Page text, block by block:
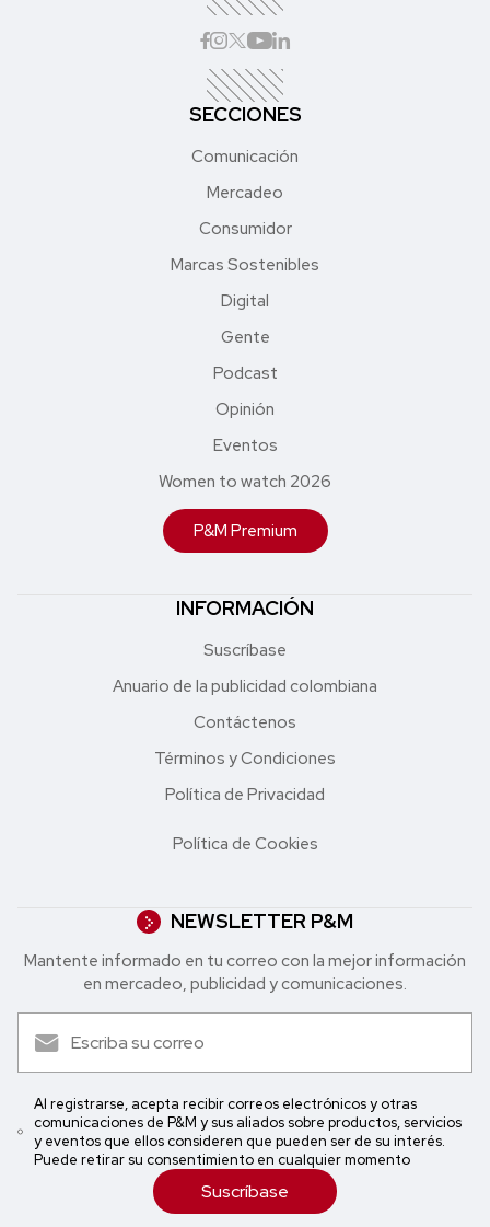
SECCIONES
Comunicación
Mercadeo
Consumidor
Marcas Sostenibles
Digital
Gente
Podcast
Opinión
Eventos
Women to watch 2026
P&M Premium
INFORMACIÓN
Suscríbase
Anuario de la publicidad colombiana
Contáctenos
Términos y Condiciones
Política de Privacidad
Política de Cookies
NEWSLETTER P&M
Mantente informado en tu correo con la mejor in formación
en mercadeo, publicidad y comunicaciones.
Al registrarse, acepta recibir correos electrónicos y otras
comunicaciones de P&M y sus aliados sobre productos, servicios
y eventos que ellos consideren que pueden ser de su interés.
Puede retirar su consentimiento en cualquier momento
Suscríbase